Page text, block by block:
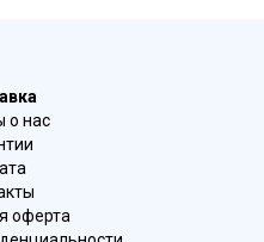
о нас
оферта